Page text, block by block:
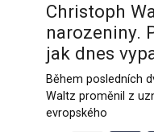
Christoph
narozeniny.
jak dnes
Během posledních
Waltz proměnil z
evropského